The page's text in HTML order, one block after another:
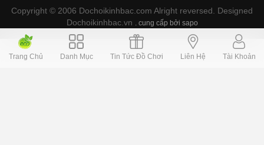
Copyright © 2006 Dochoikinhbac.com Alright reversed. Designed
Dochoikinhbac.vn . cung cấp bởi sapo
Trang Chủ Danh Mục Tin Tức Đồ Chơi Liên Hệ Tài Khoản